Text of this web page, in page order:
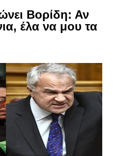
Βορίδη: Αν
έλα να μου τα